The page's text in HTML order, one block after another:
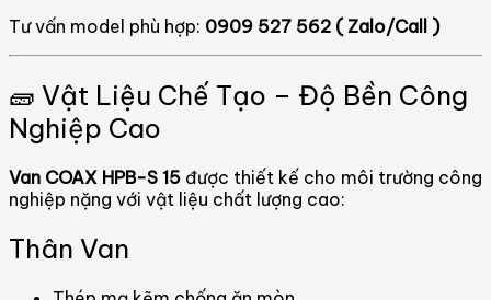
Tư vấn model phù hợp: 0909 527 562 ( Zalo/Call )
🧱 Vật Liệu Chế Tạo – Độ Bền Công
Nghiệp Cao
Van COAX HPB-S 15 được thiết kế cho môi trường công
nghiệp nặng với vật liệu chất lượng cao:
Thân Van